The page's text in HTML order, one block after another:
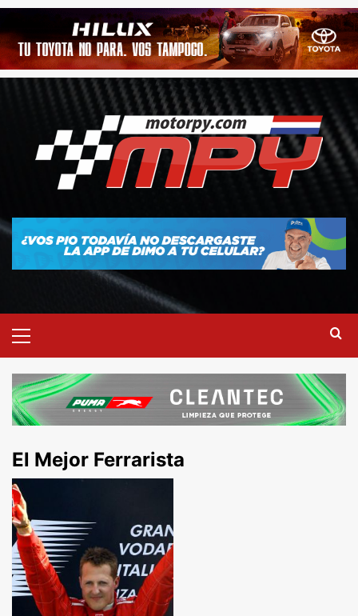
El Mejor Ferrarista